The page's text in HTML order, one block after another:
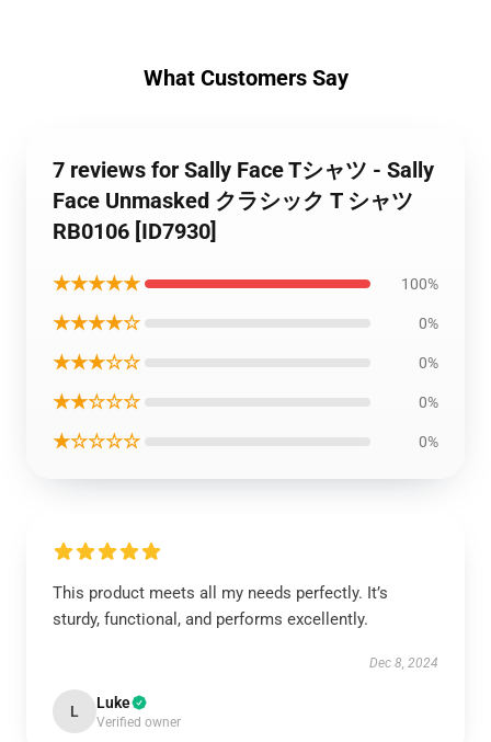
What Customers Say
7 reviews for Sally Face Tシャツ - Sally
Face Unmasked クラシック T シャツ
RB0106 [ID7930]
★★★★★ 100%
★★★★☆ 0%
★★★☆☆ 0%
★★☆☆☆ 0%
★☆☆☆☆ 0%
This product meets all my needs perfectly. It’s
sturdy, functional, and performs excellently.
Dec 8, 2024
L Luke
Verified owner